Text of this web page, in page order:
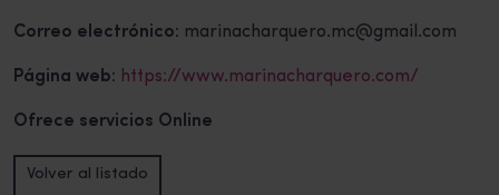
Correo electrónico: marinacharquero.mc@gmail.com
Página web: https://www.marinacharquero.com/
Ofrece servicios Online
Volver al listado